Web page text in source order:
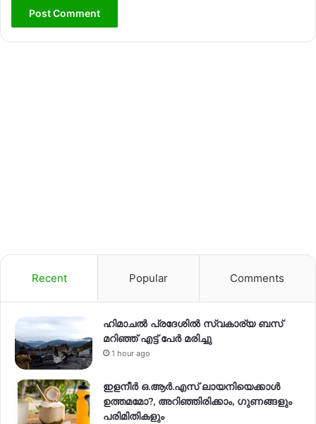
Recent Popular Comments
ഹിമാചല്‍ പ്രദേശില്‍ സ്വകാര്യ ബസ്
മറിഞ്ഞ് എട്ട് പേര്‍ മരിച്ചു
1 hour ago
ഇളനീർ ഒ.ആർ.എസ് ലായനിയെക്കാൾ
ഉത്തമമോ?, അറിഞ്ഞിരിക്കാം, ഗുണങ്ങളും
പരിമിതികളും